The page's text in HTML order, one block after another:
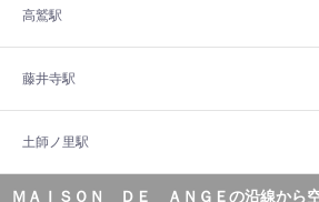
高鷲駅
藤井寺駅
土師ノ里駅
ＭＡＩＳＯＮ ＤＥ ＡＮＧＥの沿線から